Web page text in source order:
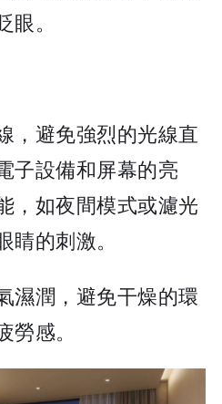
眼。
，避免強烈的光線直
子設備和屏幕的亮
，如夜間模式或濾光
睛的刺激。
濕潤，避免干燥的環
勞感。